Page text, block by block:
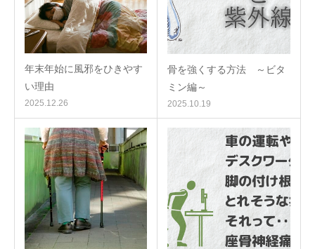
年末年始に風邪をひきやす
い理由
2025.12.26
骨を強くする方法 ～ビタ
ミン編～
2025.10.19